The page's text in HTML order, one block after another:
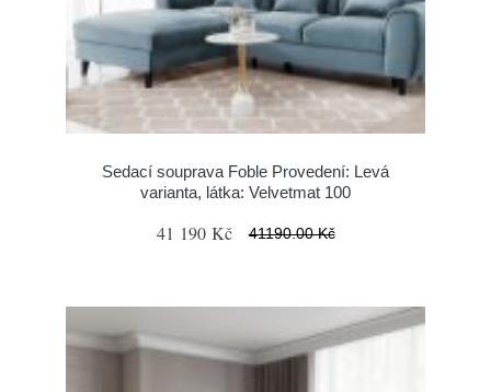
Sedací souprava Foble Provedení: Levá
varianta, látka: Velvetmat 100
41 190 Kč 41190.00 Kč